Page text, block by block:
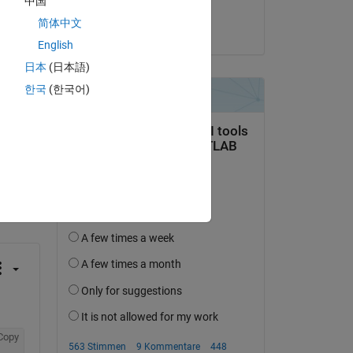
am 29 Apr. 2016
简体中文
English
日本 (日本語)
한국 (한국어)